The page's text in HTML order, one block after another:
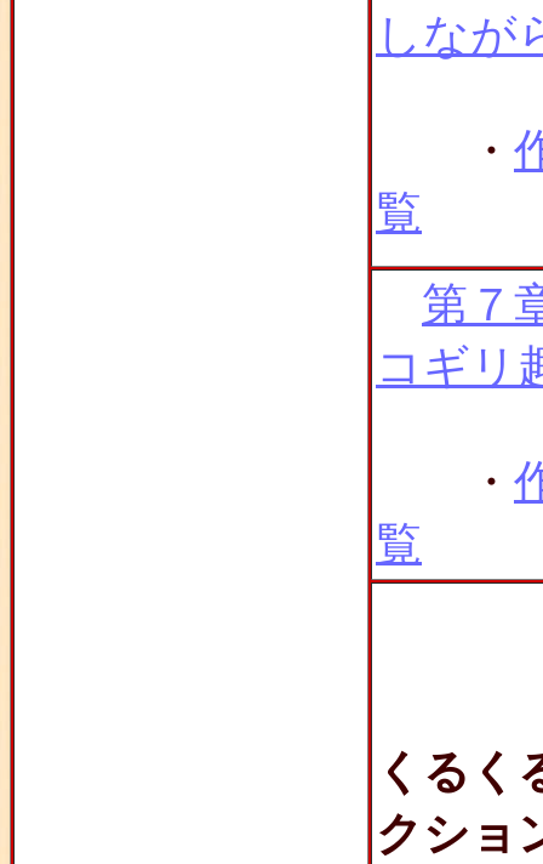
しなが
・
覧
第７
コギリ
・
覧
くるく
クショ